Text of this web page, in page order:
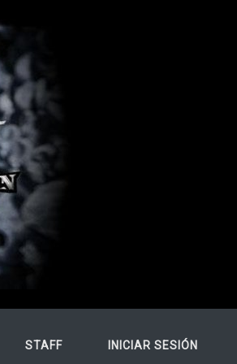
STAFF USER
INICIAR SESIÓN